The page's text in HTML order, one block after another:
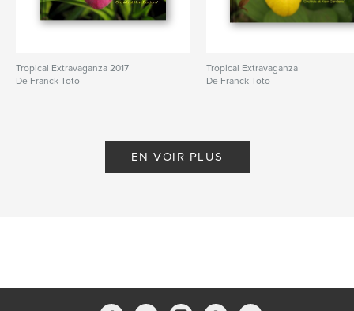
Tropical Extravaganza 2017
De Franck Toto
Tropical Extravaganza
De Franck Toto
EN VOIR PLUS